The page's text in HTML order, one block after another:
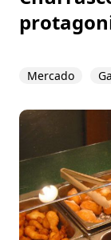
Mercado